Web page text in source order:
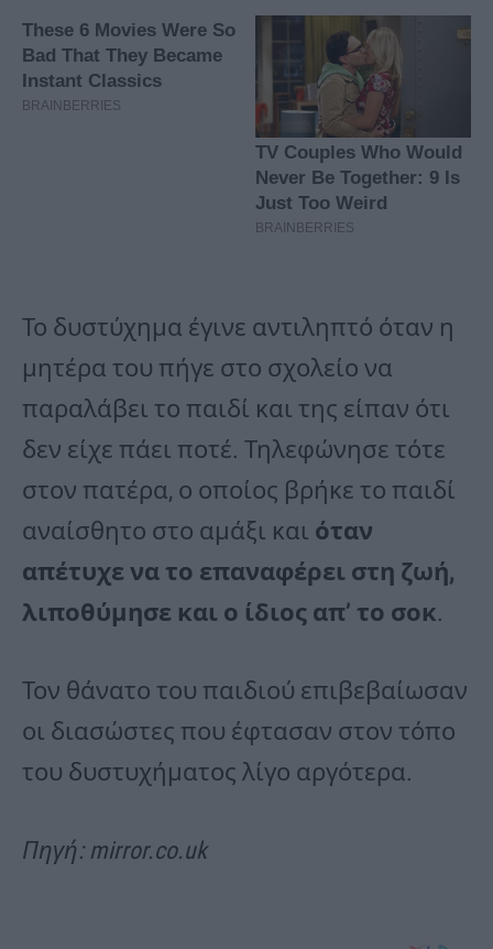
Το δυστύχημα έγινε αντιληπτό όταν η
μητέρα του πήγε στο σχολείο να
παραλάβει το παιδί και της είπαν ότι
δεν είχε πάει ποτέ. Τηλεφώνησε τότε
στον πατέρα, ο οποίος βρήκε το παιδί
αναίσθητο στο αμάξι και όταν
απέτυχε να το επαναφέρει στη ζωή,
λιποθύμησε και ο ίδιος απ’ το σοκ.
Τον θάνατο του παιδιού επιβεβαίωσαν
οι διασώστες που έφτασαν στον τόπο
του δυστυχήματος λίγο αργότερα.
Πηγή: mirror.co.uk